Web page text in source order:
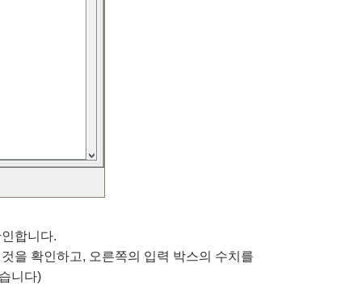
합니다.
을 확인하고, 오른쪽의 입력 박스의 수치를
니다)